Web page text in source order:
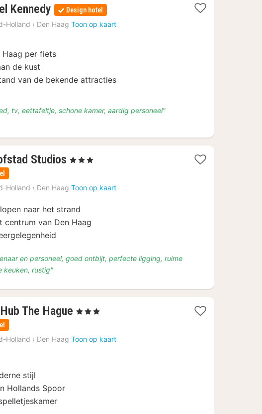
Kennedy 1
nacht
vanaf
132
Design hotel
Holland › Den Haag Toon op kaart
Haag per fiets
de kust
van de bekende attracties
tv, eettafeltje, schone kamer, aardig personeel"
Studios 2
vanaf
€
100
, 3 Sterren
Holland › Den Haag Toon op kaart
naar het strand
centrum van Den Haag
en personeel, goed ontbijt, perfecte ligging, ruime
keuken, rustig"
The Hague 1
vanaf
€
, 3 Sterren
Holland › Den Haag Toon op kaart
stijl
Hollands Spoor